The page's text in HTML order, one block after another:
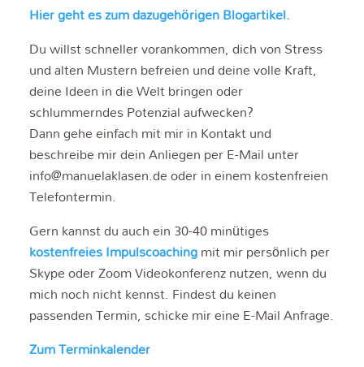
Hier geht es zum dazugehörigen Blogartikel.
Du willst schneller vorankommen, dich von Stress
und alten Mustern befreien und deine volle Kraft,
deine Ideen in die Welt bringen oder
schlummerndes Potenzial aufwecken?
Dann gehe einfach mit mir in Kontakt und
beschreibe mir dein Anliegen per E-Mail unter
info@manuelaklasen.de oder in einem kostenfreien
Telefontermin.
Gern kannst du auch ein 30-40 minütiges
kostenfreies Impulscoachingmit mir persönlich per
Skype oder Zoom Videokonferenz nutzen, wenn du
mich noch nicht kennst. Findest du keinen
passenden Termin, schicke mir eine E-Mail Anfrage.
Zum Terminkalender